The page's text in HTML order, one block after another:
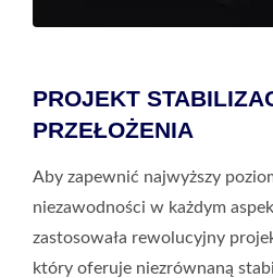
PROJEKT
PRZEŁOŻENIA
Aby zapewnić najwyższy
niezawodności w każdym
zastosowała rewolucyjny
który oferuje niezrównaną